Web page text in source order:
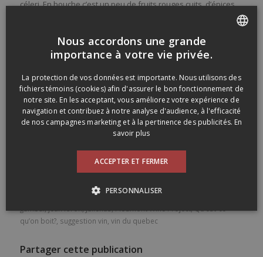
céleri. En bouche c’est un peu de fruits rouges cuits, d’épices,
de terre avec de l’acidité qui apporte de la fraîcheur. Le genre
c’est la dernière de 12… et qu’elle s’est vidée rapidement
encore une fois! Très bien (89)
Je m’étais procuré ce vin du
en
importation privée auprès deAuthentic Vins et Spiritueux
.
J’avais déjà parlé de ce vin sur le blogueICI.
Maintenant, continuer de bien boire, de boire mieux et de
boire bon!
authentic vins et spiritueux,beaujolais,
dans mon verre,dansmonverre,domaine beauchemin
qu’on boit?, suggestion vin vin du quebec
Partager cette publication
Nous accordons une grande
importance à votre vie privée.
La protection de vos données est importante. Nous utilisons des
fichiers témoins (cookies) afin d'assurer le bon fonctionnement de
notre site. En les acceptant, vous améliorez votre expérience de
navigation et contribuez à notre analyse d'audience, à l'efficacité
de nos campagnes marketing et à la pertinence des publicités. En
savoir plus
ACCEPTER ET FERMER
PERSONNALISER